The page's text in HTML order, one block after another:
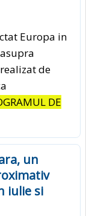
Europa in
de
DE
un
iulie si